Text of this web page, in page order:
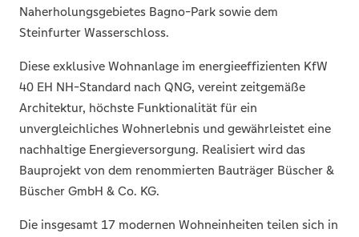
Naherholungsgebietes Bagno-Park sowie dem
Steinfurter Wasserschloss.
Diese exklusive Wohnanlage im energieeffizienten KfW
40 EH NH-Standard nach QNG, vereint zeitgemäße
Architektur, höchste Funktionalität für ein
unvergleichliches Wohnerlebnis und gewährleistet eine
nachhaltige Energieversorgung. Realisiert wird das
Bauprojekt von dem renommierten Bauträger Büscher &
Büscher GmbH & Co. KG.
Die insgesamt 17 modernen Wohneinheiten teilen sich in